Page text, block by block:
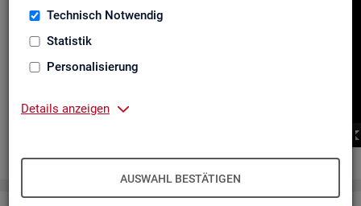
Technisch Notwendig
Statistik
Personalisierung
Details anzeigen
AUSWAHL BESTÄTIGEN